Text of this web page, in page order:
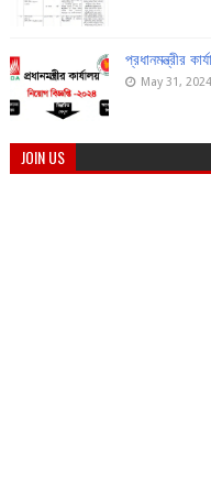
প্রধানমন্ত্রীর
May 31, 2024
JOIN US